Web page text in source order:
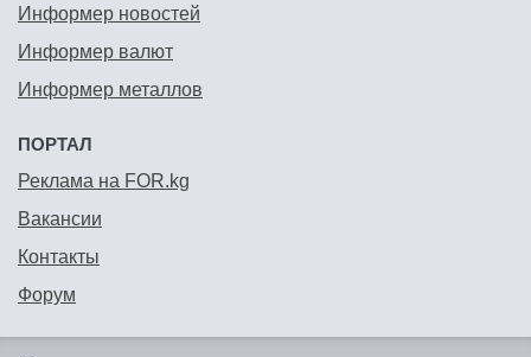
Информер новостей
Информер валют
Информер металлов
ПОРТАЛ
Реклама на FOR.kg
Вакансии
Контакты
Форум